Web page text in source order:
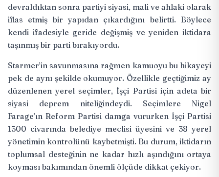
devraldıktan sonra partiyi siyasi, mali ve ahlaki olarak
iflas etmiş bir yapıdan çıkardığını belirtti. Böylece
kendi ifadesiyle geride değişmiş ve yeniden iktidara
taşınmış bir parti bırakıyordu.
Starmer’in savunmasına rağmen kamuoyu bu hikayeyi
pek de aynı şekilde okumuyor. Özellikle geçtiğimiz ay
düzenlenen yerel seçimler, İşçi Partisi için adeta bir
siyasi deprem niteliğindeydi. Seçimlere Nigel
Farage’ın Reform Partisi damga vururken İşçi Partisi
1500 civarında belediye meclisi üyesini ve 38 yerel
yönetimin kontrolünü kaybetmişti. Bu durum, iktidarın
toplumsal desteğinin ne kadar hızlı aşındığını ortaya
koyması bakımından önemli ölçüde dikkat çekiyor.